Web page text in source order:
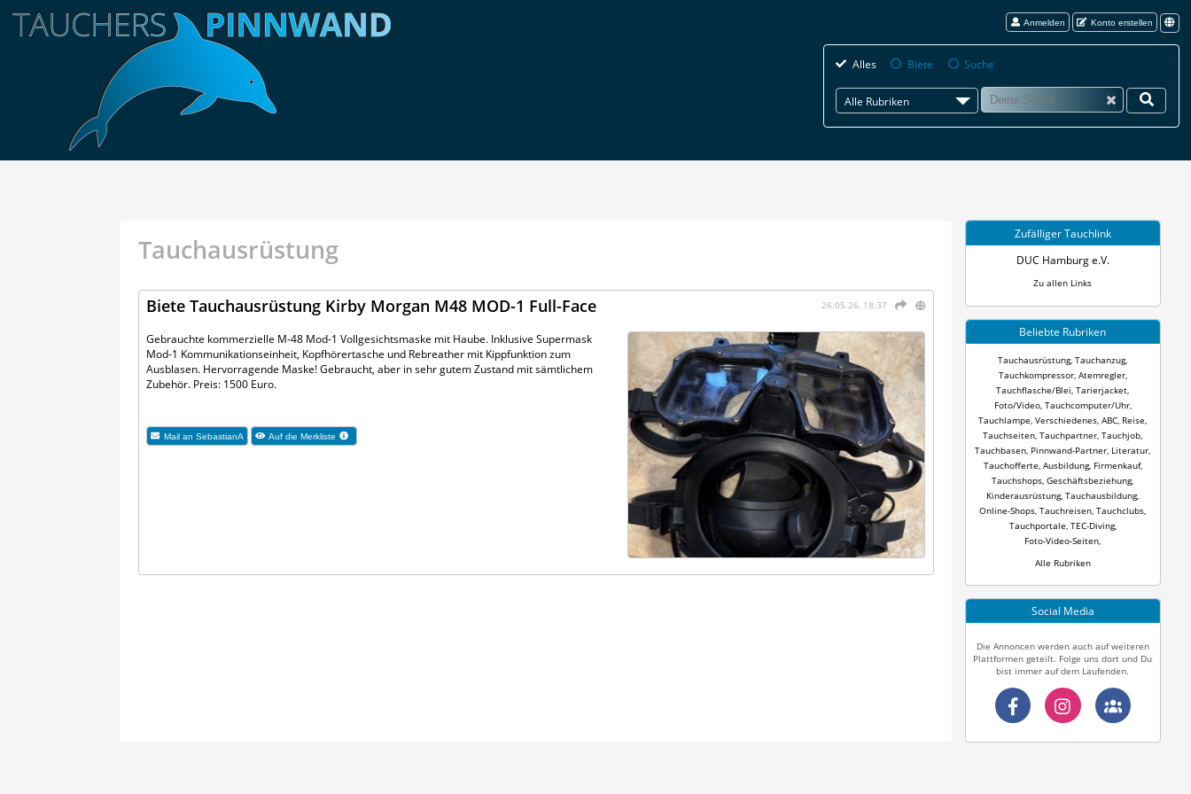
Anmelden Konto erstellen
Alles Biete Suche
Alle Rubriken
Tauchausrüstung
26.05.26, 18:37
Biete Tauchausrüstung Kirby Morgan M48 MOD-1 Full-Face
Gebrauchte kommerzielle M-48 Mod-1 Vollgesichtsmaske mit Haube. Inklusive Supermask
Mod-1 Kommunikationseinheit, Kopfhörertasche und Rebreather mit Kippfunktion zum
Ausblasen. Hervorragende Maske! Gebraucht, aber in sehr gutem Zustand mit sämtlichem
Zubehör. Preis: 1500 Euro.
Mail an SebastianA Auf die Merkliste
Zufälliger Tauchlink
DUC Hamburg e.V.
Zu allen Links
Beliebte Rubriken
Tauchausrüstung, Tauchanzug,
Tauchkompressor, Atemregler,
Tauchflasche/Blei Tarierjacket
Foto/Video, Tauchcomputer/Uhr,
Tauchlampe Verschiedenes ABC Reise
Tauchseiten Tauchpartner Tauchjob
Tauchbasen Pinnwand-Partner Literatur
Tauchofferte Ausbildung, Firmenkauf,
Tauchshops Geschäftsbeziehung,
Kinderausrüstung, Tauchausbildung,
Online-Shops Tauchreisen Tauchclubs
Tauchportale TEC-Diving,
Foto-Video-Seiten
Alle Rubriken
Social Media
Die Annoncen werden auch auf weiteren
Plattformen geteilt. Folge uns dort und Du
bist immer auf dem Laufenden.